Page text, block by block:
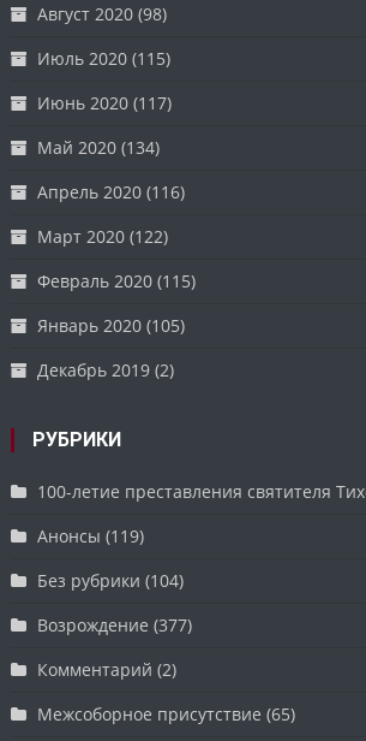
Август 2020 (98)
Июль 2020 (115)
Июнь 2020 (117)
Май 2020 (134)
Апрель 2020 (116)
Март 2020 (122)
Февраль 2020 (115)
Январь 2020 (105)
Декабрь 2019 (2)
РУБРИКИ
100-летие преставления святителя
Анонсы (119)
Без рубрики (104)
Возрождение (377)
Комментарий (2)
Межсоборное присутствие (65)